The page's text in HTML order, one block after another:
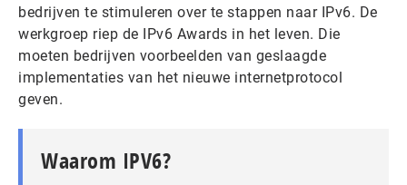
bedrijven te stimuleren over te stappen naar IPv6. De
werkgroep riep de IPv6 Awards in het leven. Die
moeten bedrijven voorbeelden van geslaagde
implementaties van het nieuwe internetprotocol
geven.
Waarom IPV6?